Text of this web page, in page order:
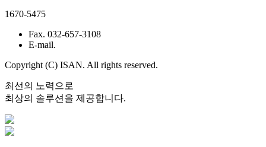
1670-5475
Fax. 032-657-3108
E-mail.
Copyright (C) ISAN. All rights reserved.
최선의 노력으로
최상의 솔루션을 제공합니다.